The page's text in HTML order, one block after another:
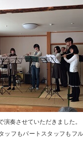
奏させていただきました。
ッフもパートスタッフもフ